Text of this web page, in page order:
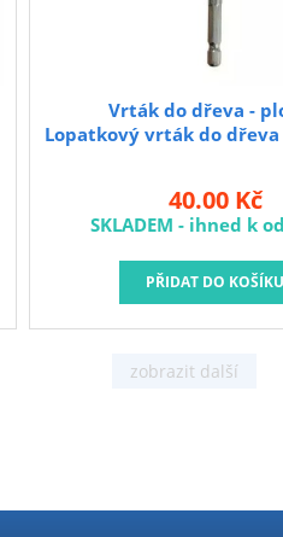
Lopatkový vrták do dřeva
Vrták do dřeva -
40.00 Kč
SKLADEM - ihned k